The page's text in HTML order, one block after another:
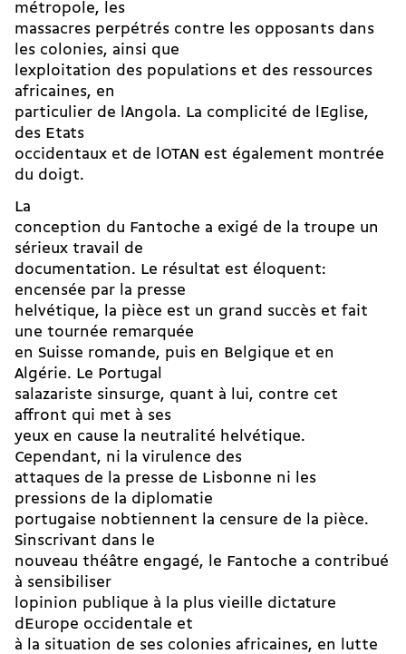
métropole, les
massacres perpétrés contre les opposants dans
les colonies, ainsi que
lexploitation des populations et des ressources
africaines, en
particulier de lAngola. La complicité de lEglise,
des Etats
occidentaux et de lOTAN est également montrée
du doigt.
La
conception du Fantoche a exigé de la troupe un
sérieux travail de
documentation. Le résultat est éloquent:
encensée par la presse
helvétique, la pièce est un grand succès et fait
une tournée remarquée
en Suisse romande, puis en Belgique et en
Algérie. Le Portugal
salazariste sinsurge, quant à lui, contre cet
affront qui met à ses
yeux en cause la neutralité helvétique.
Cependant, ni la virulence des
attaques de la presse de Lisbonne ni les
pressions de la diplomatie
portugaise nobtiennent la censure de la pièce.
Sinscrivant dans le
nouveau théâtre engagé, le Fantoche a contribué
à sensibiliser
lopinion publique à la plus vieille dictature
dEurope occidentale et
à la situation de ses colonies africaines, en lutte